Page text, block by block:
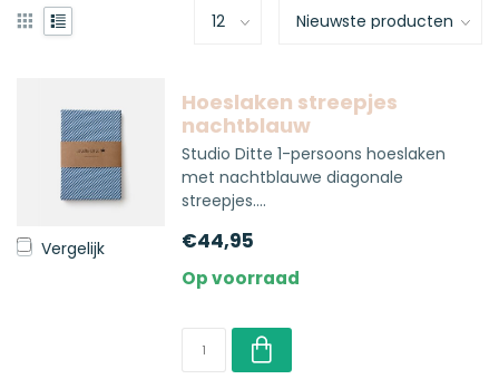
Vergelijk
Hoeslaken streepjes
nachtblauw
Studio Ditte 1-persoons hoeslaken
met nachtblauwe diagonale
streepjes....
€44,95
Op voorraad